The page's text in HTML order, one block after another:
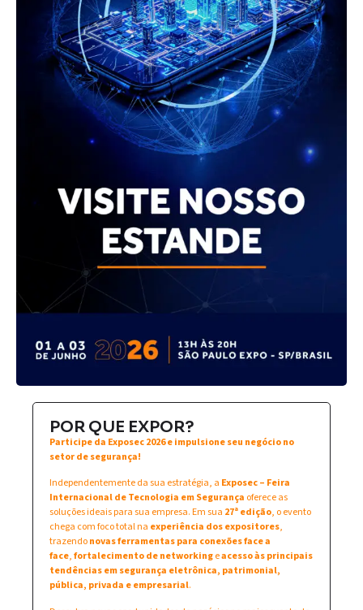
POR QUE EXPOR?
Participe da Exposec 2026 e impulsione seu negócio no
setor de segurança!
Independentemente da sua estratégia, a Exposec – Feira
Internacional de Tecnologia em Segurança oferece as
soluções ideais para sua empresa. Em sua 27ª edição, o evento
chega com foco total na experiência dos expositores,
trazendonovas ferramentas para conexões face a
face,fortalecimento de networkingeacesso às principais
tendências em segurança eletrônica, patrimonial,
pública, privada e empresarial.